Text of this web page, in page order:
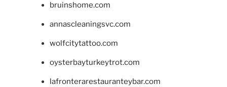
bruinshome.com
annascleaningsvc.com
wolfcitytattoo.com
oysterbayturkeytrot.com
lafronterarestauranteybar.com